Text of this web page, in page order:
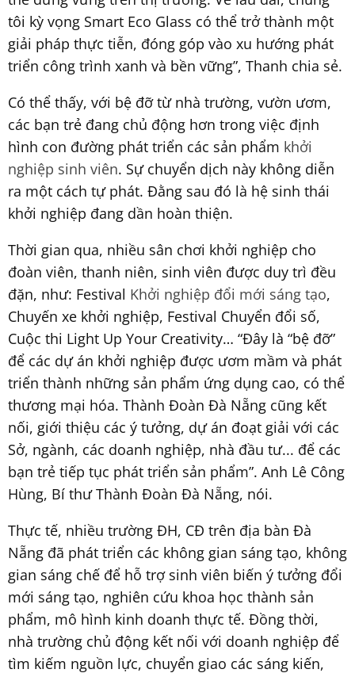
tôi kỳ vọng Smart Eco Glass có thể trở thành một
giải pháp thực tiễn, đóng góp vào xu hướng phát
triển công trình xanh và bền vững”, Thanh chia sẻ.
Có thể thấy, với bệ đỡ từ nhà trường, vườn ươm,
các bạn trẻ đang chủ động hơn trong việc định
hình con đường phát triển các sản phẩm khởi
nghiệp sinh viên. Sự chuyển dịch này không diễn
ra một cách tự phát. Đằng sau đó là hệ sinh thái
khởi nghiệp đang dần hoàn thiện.
Thời gian qua, nhiều sân chơi khởi nghiệp cho
đoàn viên, thanh niên, sinh viên được duy trì đều
đặn, như: Festival Khởi nghiệp đổi mới sáng tạo,
Chuyến xe khởi nghiệp, Festival Chuyển đổi số,
Cuộc thi Light Up Your Creativity… “Đây là “bệ đỡ”
để các dự án khởi nghiệp được ươm mầm và phát
triển thành những sản phẩm ứng dụng cao, có thể
thương mại hóa. Thành Đoàn Đà Nẵng cũng kết
nối, giới thiệu các ý tưởng, dự án đoạt giải với các
Sở, ngành, các doanh nghiệp, nhà đầu tư... để các
bạn trẻ tiếp tục phát triển sản phẩm”. Anh Lê Công
Hùng, Bí thư Thành Đoàn Đà Nẵng, nói.
Thực tế, nhiều trường ĐH, CĐ trên địa bàn Đà
Nẵng đã phát triển các không gian sáng tạo, không
gian sáng chế để hỗ trợ sinh viên biến ý tưởng đổi
mới sáng tạo, nghiên cứu khoa học thành sản
phẩm, mô hình kinh doanh thực tế. Đồng thời,
nhà trường chủ động kết nối với doanh nghiệp để
tìm kiếm nguồn lực, chuyển giao các sáng kiến,